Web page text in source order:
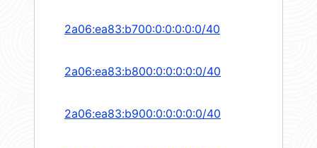
2a06:ea83:b700:0:0:0:0:0/40
2a06:ea83:b800:0:0:0:0:0/40
2a06:ea83:b900:0:0:0:0:0/40